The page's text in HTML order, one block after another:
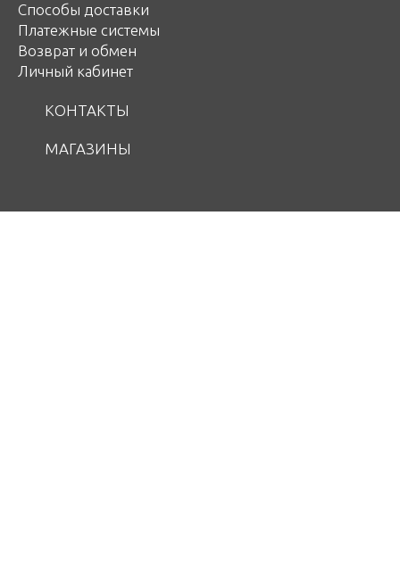
Способы доставки
Платежные системы
Возврат и обмен
Личный кабинет
КОНТАКТЫ
МАГАЗИНЫ